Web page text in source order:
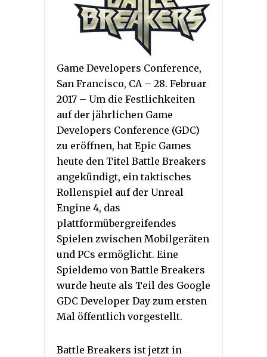
Game Developers Conference,
San Francisco, CA – 28. Februar
2017 – Um die Festlichkeiten
auf der jährlichen Game
Developers Conference (GDC)
zu eröffnen, hat Epic Games
heute den Titel Battle Breakers
angekündigt, ein taktisches
Rollenspiel auf der Unreal
Engine 4, das
plattformübergreifendes
Spielen zwischen Mobilgeräten
und PCs ermöglicht. Eine
Spieldemo von Battle Breakers
wurde heute als Teil des Google
GDC Developer Day zum ersten
Mal öffentlich vorgestellt.
Battle Breakers ist jetzt in